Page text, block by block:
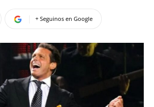
+ Seguinos en Google